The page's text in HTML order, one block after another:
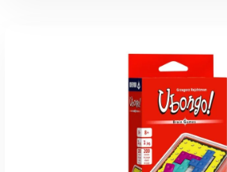
AÑADIR AL CARRITO